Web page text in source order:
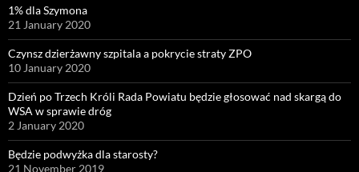
1% dla Szymona
21 January 2020
Czynsz dzierżawny szpitala a pokrycie straty ZPO
10 January 2020
Dzień po Trzech Króli Rada Powiatu będzie głosować nad skargą do
WSA w sprawie dróg
2 January 2020
Będzie podwyżka dla starosty?
21 November 2019